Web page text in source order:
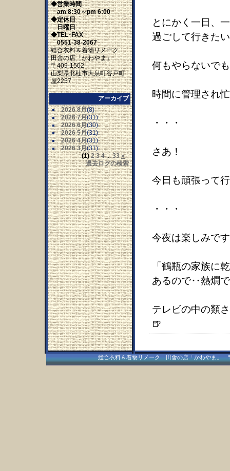
◆営業時間
am 8:30～pm 6:00
◆定休日
日曜日
◆TEL･FAX
0551-38-2067
総合衣料＆着物リメーク
田舎の店「かわやま」
〒409-1502
山梨県北杜市大泉町谷戸町
屋2257
アーカイブ
2026 8月(8)
2026 7月(31)
2026 6月(30)
2026 5月(31)
2026 4月(31)
2026 3月(31)
(1) 2 3 4...33 »
過去ログの検索
とにかく一日、
過ごして行きた
何もやらないで
時間に管理され
・・・
さあ！
今日も頑張って
・・・
今夜は楽しみで
「鶴瓶の家族に
あるので‥熱燗
テレビの中の類
🍺
総合衣料＆着物リメーク 田舎の店「かわやま」